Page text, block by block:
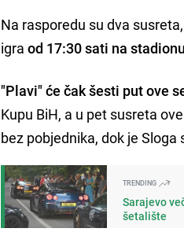
Na rasporedu su dva
igraod 17:30 sati na
"Plavi" će čakšesti put ove
Kupu BiH, a u pet susreta
bez pobjednika, dok je Sloga
TRENDING
Sarajevo
šetalište